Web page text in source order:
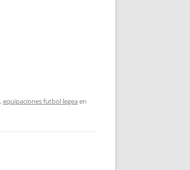
,equipaciones futbol legea en